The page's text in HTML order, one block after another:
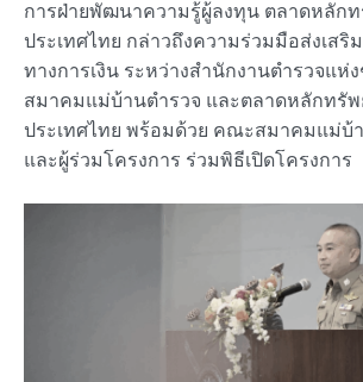
การฝ่ายพัฒนาความรู้ผู้ลงทุน ตลาดหลักท
ประเทศไทย กล่าวถึงความร่วมมือส่งเสริ
ทางการเงิน ระหว่างสำนักงานตำรวจแห่
สมาคมแม่บ้านตำรวจ และตลาดหลักทรัพ
ประเทศไทย พร้อมด้วย คณะสมาคมแม่บ้
และผู้ร่วมโครงการ ร่วมพิธีเปิดโครงการ